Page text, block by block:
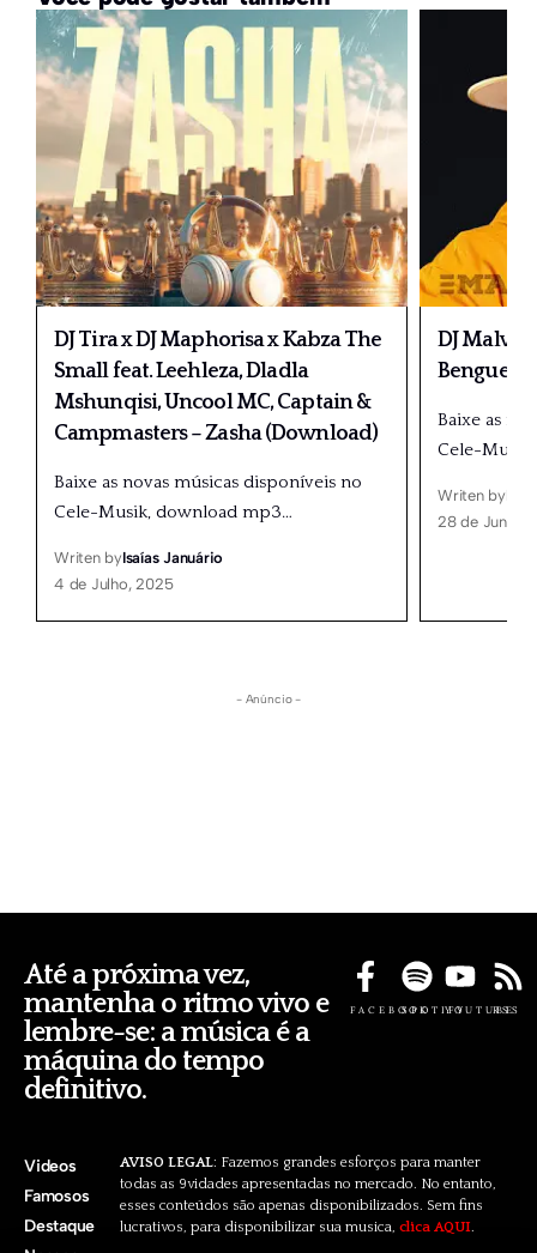
DJ Tira x DJ Maphorisa x Kabza The
Small feat. Leehleza, Dladla
Mshunqisi, Uncool MC, Captain &
Campmasters – Zasha (Download)
Baixe as novas músicas disponíveis no
Cele-Musik, download mp3…
Writen byIsaías Januário
4 de Julho, 2025
DJ
Benguela
Baixe as
Cele-
Writen by
28 de Junho,
- Anúncio -
Até a próxima vez,
mantenha o ritmo vivo e
lembre-se: a música é a
máquina do tempo
definitivo.
FACEBOOKSPOTIFYYOUTUBE
RSS
Videos
Famosos
Destaque
AVISO LEGAL: Fazemos grandes esforços para manter
todas as 9vidades apresentadas no mercado. No entanto,
esses conteúdos são apenas disponibilizados. Sem fins
lucrativos, para disponibilizar sua musica, clica AQUI.